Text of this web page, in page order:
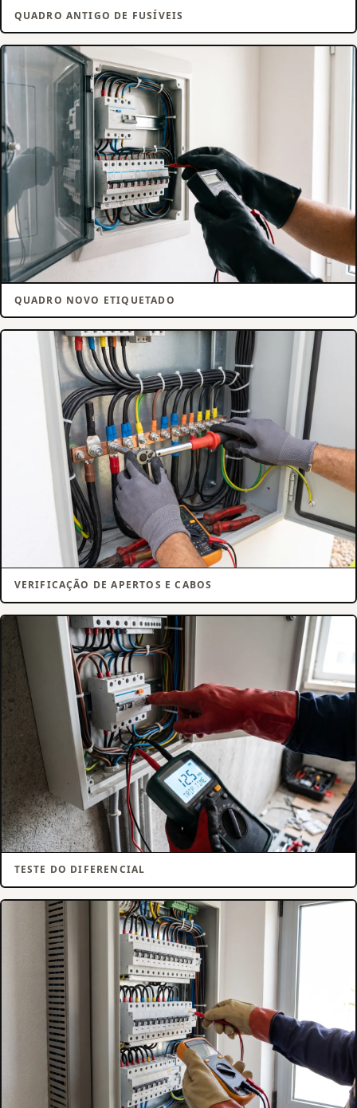
QUADRO ANTIGO DE FUSÍVEIS
QUADRO NOVO ETIQUETADO
VERIFICAÇÃO DE APERTOS E CABOS
TESTE DO DIFERENCIAL